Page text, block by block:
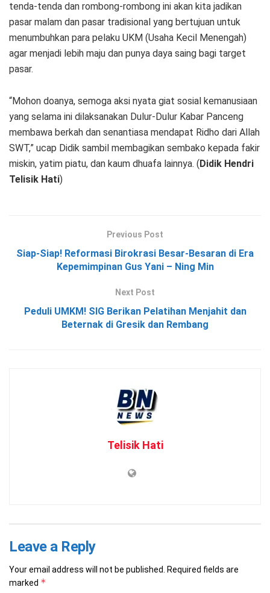
tenda-tenda dan rombong-rombong ini akan kita jadikan
pasar malam dan pasar tradisional yang bertujuan untuk
menumbuhkan para pelaku UKM (Usaha Kecil Menengah)
agar menjadi lebih maju dan punya daya saing bagi target
pasar.
“Mohon doanya, semoga aksi nyata giat sosial kemanusiaan
yang selama ini dilaksanakan Dulur-Dulur Kabar Panceng
membawa berkah dan senantiasa mendapat Ridho dari Allah
SWT,” ucap Didik sambil membagikan sembako kepada fakir
miskin, yatim piatu, dan kaum dhuafa lainnya. (Didik Hendri
Telisik Hati)
Previous Post
Siap-Siap! Reformasi Birokrasi Besar-Besaran di Era
Kepemimpinan Gus Yani – Ning Min
Next Post
Peduli UMKM! SIG Berikan Pelatihan Menjahit dan
Beternak di Gresik dan Rembang
Telisik Hati
Leave a Reply
Your email address will not be published.
Required fields are
marked *